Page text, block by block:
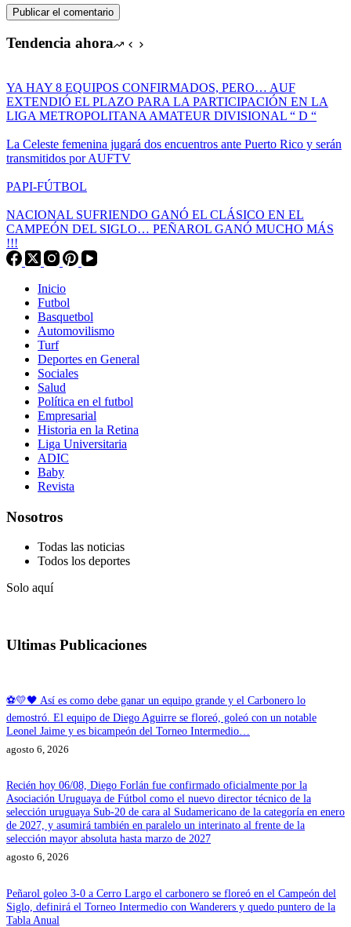
Publicar el comentario
Tendencia ahora
YA HAY 8 EQUIPOS CONFIRMADOS, PERO… AUF
EXTENDIÓ EL PLAZO PARA LA PARTICIPACIÓN EN LA
LIGA METROPOLITANA AMATEUR DIVISIONAL “ D “
La Celeste femenina jugará dos encuentros ante Puerto Rico y serán
transmitidos por AUFTV
PAPI-FÚTBOL
NACIONAL SUFRIENDO GANÓ EL CLÁSICO EN EL
CAMPEÓN DEL SIGLO… PEÑAROL GANÓ MUCHO MÁS
!!!
Inicio
Futbol
Basquetbol
Automovilismo
Turf
Deportes en General
Sociales
Salud
Política en el futbol
Empresarial
Historia en la Retina
Liga Universitaria
ADIC
Baby
Revista
Nosotros
Todas las noticias
Todos los deportes
Solo aquí
Ultimas Publicaciones
⚽💛🖤 Así es como debe ganar un equipo grande y el Carbonero lo
demostró. El equipo de Diego Aguirre se floreó, goleó con un notable
Leonel Jaime y es bicampeón del Torneo Intermedio…
agosto 6, 2026
Recién hoy 06/08, Diego Forlán fue confirmado oficialmente por la
Asociación Uruguaya de Fútbol como el nuevo director técnico de la
selección uruguaya Sub-20 de cara al Sudamericano de la categoría en enero
de 2027, y asumirá también en paralelo un interinato al frente de la
selección mayor absoluta hasta marzo de 2027
agosto 6, 2026
Peñarol goleo 3-0 a Cerro Largo el carbonero se floreó en el Campeón del
Siglo, definirá el Torneo Intermedio con Wanderers y quedo puntero de la
Tabla Anual